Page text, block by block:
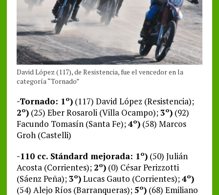
David López (117), de Resistencia, fue el vencedor en la
categoría “Tornado”
-Tornado: 1º)(117) David López (Resistencia);
2º)(25) Eber Rosaroli (Villa Ocampo);3º)(92)
Facundo Tomasín (Santa Fe);4º)(58) Marcos
Groh (Castelli)
-110 cc. Stándard mejorada: 1º)(50) Julián
Acosta (Corrientes); 2º)(0) César Perizzotti
(Sáenz Peña);3º)Lucas Gauto (Corrientes);4º)
(54) Alejo Ríos (Barranqueras);5º)(68) Emiliano